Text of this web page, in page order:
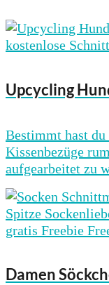
Upcycling
Bestimmt hast
Kissenbezüge
aufgearbeitet zu
Damen